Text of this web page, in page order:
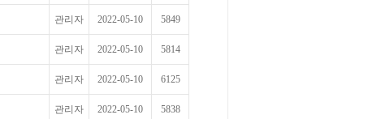
관리자 2022-05-10 5849
관리자 2022-05-10 5814
관리자 2022-05-10 6125
관리자 2022-05-10 5838